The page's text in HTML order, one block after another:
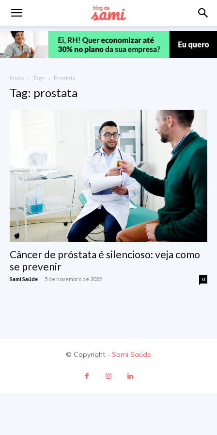
Início Tags Prostata
Tag: prostata
Câncer de próstata é silencioso: veja como
se prevenir
Sami Saúde - 5 de novembro de 2022 0
© Copyright - Sami Saúde